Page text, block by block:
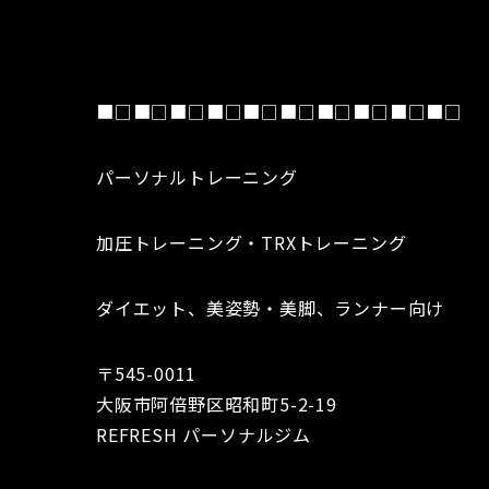
■□■□■□■□■□■□■□■□■□■□
パーソナルトレーニング
加圧トレーニング・TRXトレーニング
ダイエット、美姿勢・美脚、ランナー向け
〒545-0011
大阪市阿倍野区昭和町5-2-19
REFRESH パーソナルジム